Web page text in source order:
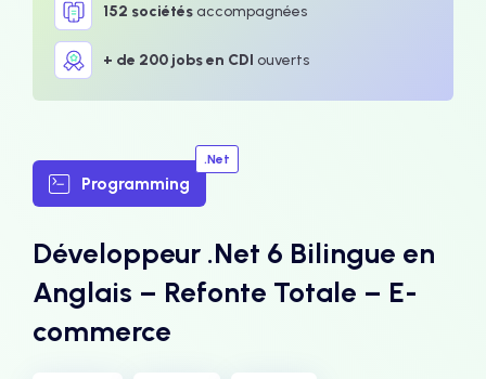
152 sociétésaccompagnées
+ de 200 jobs en CDI ouverts
Programming
.Net
Développeur .Net 6 Bilingue en
Anglais – Refonte Totale – E-
commerce